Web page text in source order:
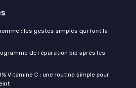
: les gestes simples qui font la
de réparation bio après les
Vitamine C : une routine simple pour